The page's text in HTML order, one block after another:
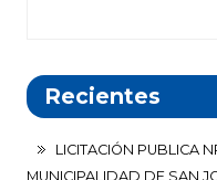
Recientes
LICITACIÓN PUBLICA
MUNICIPALIDAD DE SAN